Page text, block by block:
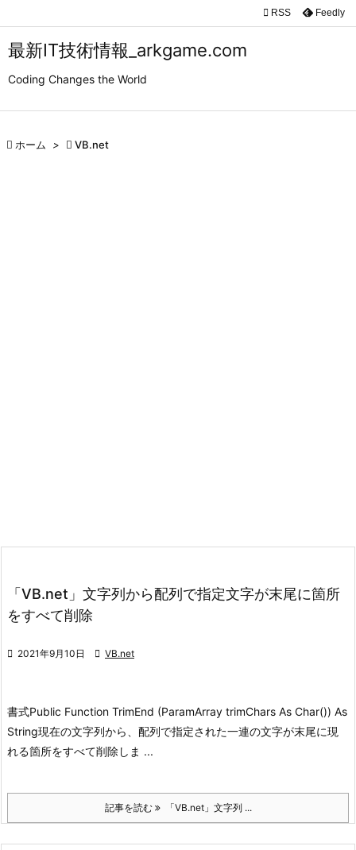
最新IT技術情報_arkgame.com
Coding Changes the World


 RSS Feedly
 ホーム >  VB.net
「VB.net」文字列から配列で指定文字が末尾に箇所
をすべて削除
 2021年9月10日  VB.net
書式Public Function TrimEnd (ParamArray trimChars As Char()) As
String現在の文字列から、配列で指定された一連の文字が末尾に現
れる箇所をすべて削除しま ...
記事を読む 「VB.net」文字列 ...